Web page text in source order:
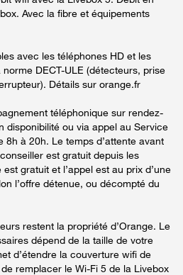
Avec la fibre et équipements
avec les téléphones HD et les
DECT-ULE (détecteurs, prise
Détails sur orange.fr
téléphonique sur rendez-
disponibilité ou via appel au Service
8h à 20h. Le temps d’attente avant
est gratuit depuis les
gratuit et l’appel est au prix d’une
l’offre détenue, ou décompté du
restent la propriété d’Orange. Le
dépend de la taille de votre
d’étendre la couverture wifi de
remplacer le Wi-Fi 5 de la Livebox